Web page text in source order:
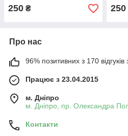
250 ₴ 250
Про нас
96% позитивних з 170 відгуків
Працює з 23.04.2015
м. Дніпро
м. Дніпро, пр. Олександра
Контакти